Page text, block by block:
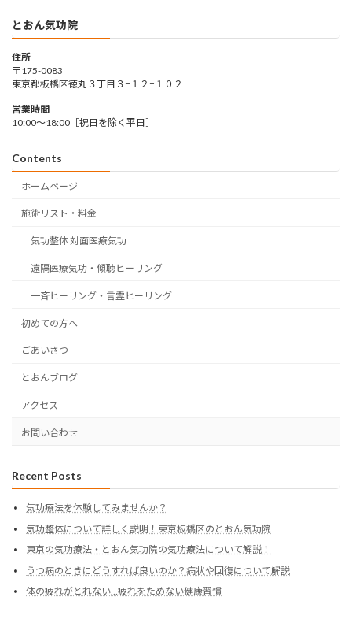
とおん気功院
住所
〒175-0083
東京都板橋区徳丸３丁目３−１２−１０２
営業時間
10:00〜18:00［祝日を除く平日］
Contents
ホームページ
施術リスト・料金
気功整体 対面医療気功
遠隔医療気功・傾聴ヒーリング
一斉ヒーリング・言霊ヒーリング
初めての方へ
ごあいさつ
とおんブログ
アクセス
お問い合わせ
Recent Posts
気功療法を体験してみませんか？
気功整体について詳しく説明！東京板橋区のとおん気功院
東京の気功療法・とおん気功院の気功療法について解説！
うつ病のときにどうすれば良いのか？病状や回復について解説
体の疲れがとれない…疲れをためない健康習慣